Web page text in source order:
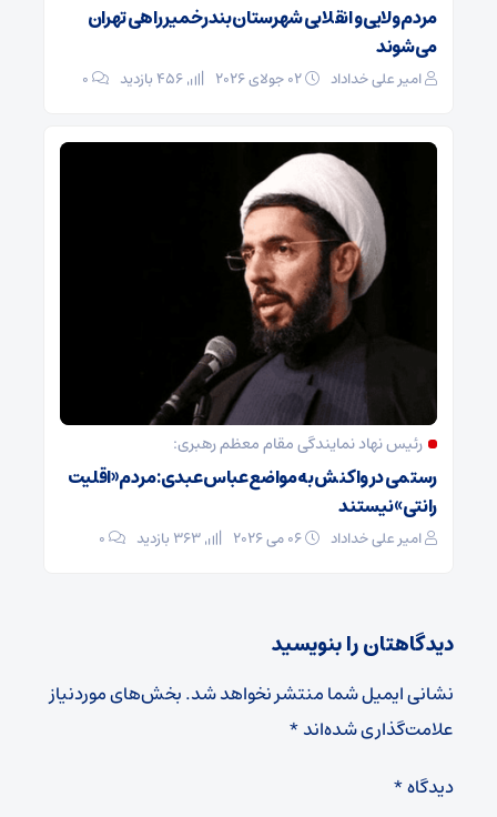
مردم ولایی و انقلابی شهرستان بندرخمیر راهی تهران
می‌شوند
امیر علی خداداد 0
رئیس نهاد نمایندگی مقام معظم رهبری:
رستمی در واکنش به مواضع عباس عبدی: مردم «اقلیت
رانتی» نیستند
امیر علی خداداد 0
دیدگاهتان را بنویسید
نشانی ایمیل شما منتشر نخواهد شد.بخش‌های موردنیاز
علامت‌گذاری شده‌اند*
دیدگاه*